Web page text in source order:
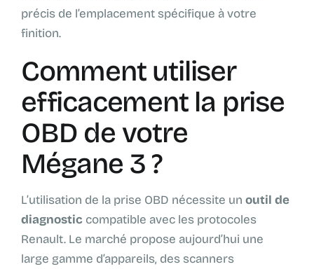
précis de l’emplacement spécifique à votre
finition.
Comment utiliser
efficacement la prise
OBD de votre
Mégane 3 ?
L’utilisation de la prise OBD nécessite un outil de
diagnostic compatible avec les protocoles
Renault. Le marché propose aujourd’hui une
large gamme d’appareils, des scanners